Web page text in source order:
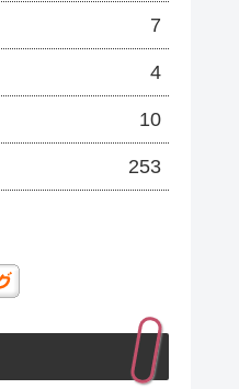
7
4
10
253